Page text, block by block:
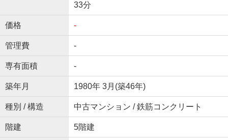
33分
価格 -
管理費 -
専有面積 -
築年月 1980年 3月(築46年)
種別 / 構造 中古マンション / 鉄筋コンクリート
階建 5階建